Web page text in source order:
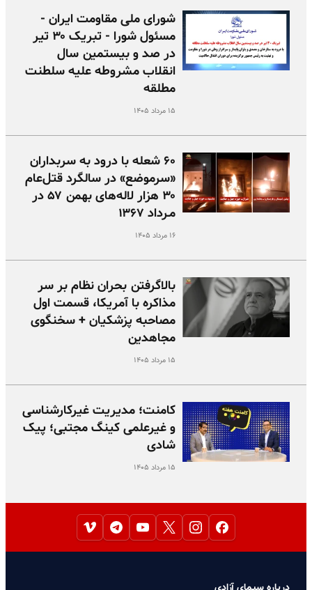
شورای ملی مقاومت ایران -
مسئول شورا - تبریک ۳۰ تیر
در صد و بیستمین سال
انقلاب مشروطه علیه سلطنت
مطلقه
۱۵ مرداد ۱۴۰۵
۶۰ شعله با درود به سربداران
«سرموضع» در سالگرد قتل‌عام
۳۰ هزار لاله‌های بهمن ۵۷ در
مـرداد ۱۳۶۷
۱۶ مرداد ۱۴۰۵
بالا‌گرفتن بحران نظام بر سر
مذاکره با آمریکا، قسمت اول
مصاحبه پزشکیان + سخنگوی
مجاهدین
۱۵ مرداد ۱۴۰۵
کامنت؛ مدیریت غیرکارشناسی
و غیرعلمی کینگ مجتبی؛ پیک
شادی
۱۵ مرداد ۱۴۰۵